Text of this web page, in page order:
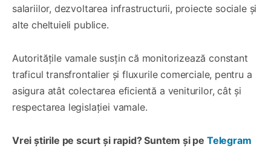
salariilor, dezvoltarea infrastructurii, proiecte sociale și
alte cheltuieli publice.
Autoritățile vamale susțin că monitorizează constant
traficul transfrontalier și fluxurile comerciale, pentru a
asigura atât colectarea eficientă a veniturilor, cât și
respectarea legislației vamale.
Vrei știrile pe scurt și rapid? Suntem și pe Telegram